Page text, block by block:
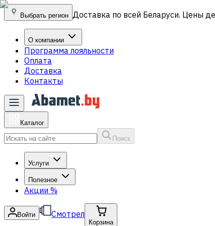
Выбрать регион Доставка по всей Беларуси. Цены
О компании
Программа лояльности
Оплата
Доставка
Контакты
Каталог
Поиск
Услуги
Полезное
Акции %
Войти Смотрел
Корзина